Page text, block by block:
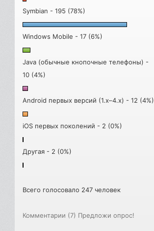
Symbian - 195 (78%)
Windows Mobile - 17 (6%)
Java (обычные кнопочные телефоны) -
10 (4%)
Android первых версий (1.x–4.x) - 12 (4%)
iOS первых поколений - 2 (0%)
Другая - 2 (0%)
Всего голосовало 247 человек
Комментарии (7) Предложи опрос!